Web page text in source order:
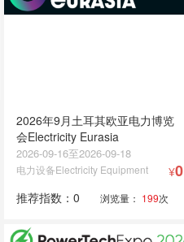
2026年9月土耳其欧亚电力博览
会Electricity Eurasia
2026-09-16至2026-09-18
电力设备Electricity Equipment ¥0
推荐指数：0 浏览量： 199次